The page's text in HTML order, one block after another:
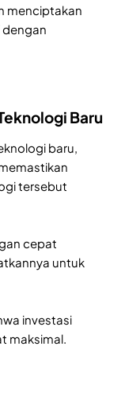
menciptakan
Baru
baru,
tersebut
cepat
untuk
investasi
maksimal.